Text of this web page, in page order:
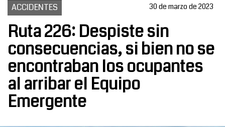
ACCIDENTES 30 de marzo de 2023
Ruta 226: Despiste sin
consecuencias, si bien no se
encontraban los ocupantes
al arribar el Equipo
Emergente